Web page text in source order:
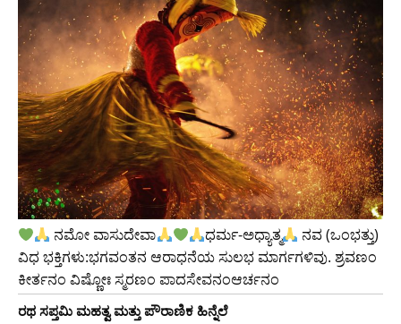
ನಮೋ ವಾಸುದೇವಾ ಧರ್ಮ-ಅಧ್ಯಾತ್ಮ
ನವ (ಒಂಭತ್ತು)
ವಿಧ ಭಕ್ತಿಗಳು:ಭಗವಂತನ ಆರಾಧನೆಯ ಸುಲಭ ಮಾರ್ಗಗಳಿವು. ಶ್ರವಣಂ
ಕೀರ್ತನಂ ವಿಷ್ಣೋಃ ಸ್ಮರಣಂ ಪಾದಸೇವನಂಆರ್ಚನಂ
ರಥ ಸಪ್ತಮಿ ಮಹತ್ವ ಮತ್ತು ಪೌರಾಣಿಕ ಹಿನ್ನೆಲೆ